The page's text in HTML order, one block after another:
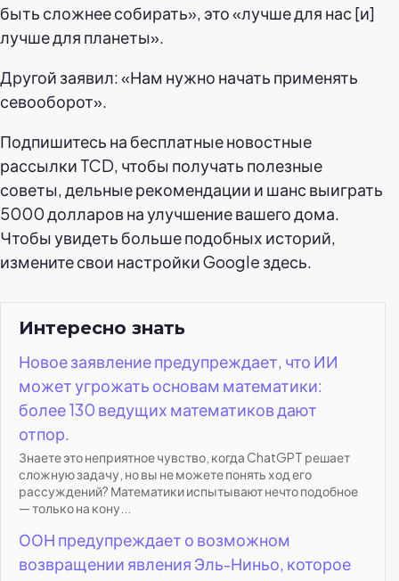
быть сложнее собирать», это «лучше для нас [и]
лучше для планеты».
Другой заявил: «Нам нужно начать применять
севооборот».
Подпишитесь на бесплатные новостные
рассылки TCD, чтобы получать полезные
советы, дельные рекомендации и шанс выиграть
5000 долларов на улучшение вашего дома.
Чтобы увидеть больше подобных историй,
измените свои настройки Google здесь.
Интересно знать
Новое заявление предупреждает, что ИИ
может угрожать основам математики:
более 130 ведущих математиков дают
отпор.
Знаете это неприятное чувство, когда ChatGPT решает
сложную задачу, но вы не можете понять ход его
рассуждений? Математики испытывают нечто подобное
— только на кону...
ООН предупреждает о возможном
возвращении явления Эль-Ниньо, которое